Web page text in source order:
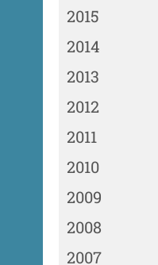
2015
2014
2013
2012
2011
2010
2009
2008
2007